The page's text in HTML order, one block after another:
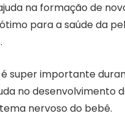
na formação de
para a saúde da
é super importante
no desenvolvimento
nervoso do bebê.